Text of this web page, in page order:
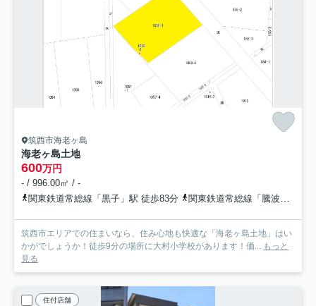
筑西市海老ヶ島
海老ヶ島土地
600万円
- / 996.00㎡ / -
関東鉄道常総線「黒子」駅 徒歩83分
関東鉄道常総線「騰波ノ江」駅 徒歩115分
筑西市エリアでの住まいなら、住み心地も快適な「海老ヶ島土地」はい
かがでしょうか！徒歩9分の場所に大村小学校があります！価... もっと
見る
住付店舗